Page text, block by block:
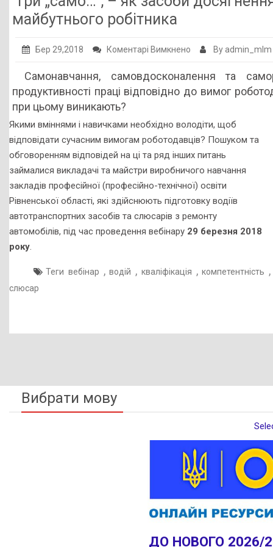
Публічна інформація
Галерея
НМЦ ПТО України
майбутнього робітника
Бер 29,2018 Коментарі Вимкнено до
„само…”,
–
засоби
досягнення
високого
кваліфікаційного
рівня
майбутнього
робітника
By admin_mlm
Самонавчання, самовдосконалення та
продуктивності праці відповідно до вимог
при цьому виникають?
Якими вміннями і навичками необхідно володіти, щоб
відповідати сучасним вимогам роботодавців? Пошуком та
обговоренням відповідей на ці та ряд інших питань
займалися викладачі та майстри виробничого навчання
закладів професійної (професійно-технічної) освіти
Рівненської області, які здійснюють підготовку водіїв
автотранспортних засобів та слюсарів з ремонту
автомобілів, під час проведення вебінару 29 березня 2018
року
Теги вебінар ,водій , кваліфікація ,компетентність ,
слюсар
Вибрати мову
ДО НОВОГО 2026/